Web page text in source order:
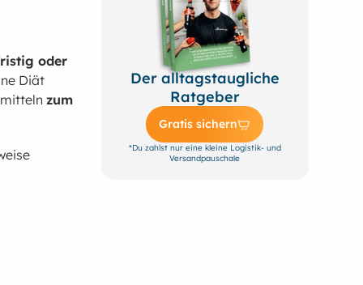
oder
Diät
zum
Der alltagstaugliche
Ratgeber
Gratis sichern
*Du zahlst nur eine kleine Logistik- und
Versandpauschale